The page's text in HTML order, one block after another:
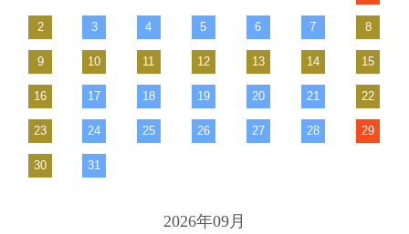
2 3 4 5 6 7 8
9 10 11 12 13 14 15
16 17 18 19 20 21 22
23 24 25 26 27 28 29
30 31
2026年09月